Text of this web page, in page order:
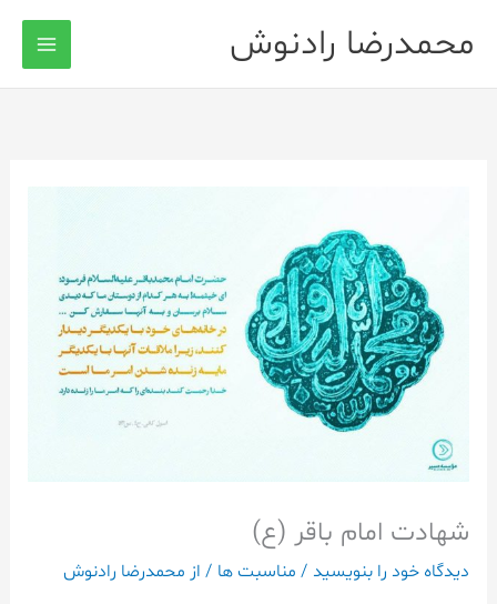
محمدرضا رادنوش
شهادت امام باقر (ع)
دیدگاه‌ خود را بنویسید / مناسبت ها / از محمدرضا رادنوش